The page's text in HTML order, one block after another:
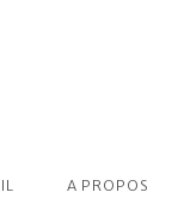
A PROPOS